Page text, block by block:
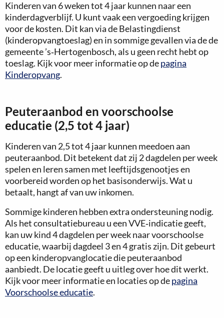
Kinderen van 6 weken tot 4 jaar kunnen naar een
kinderdagverblijf. U kunt vaak een vergoeding krijgen
voor de kosten. Dit kan via de Belastingdienst
(kinderopvangtoeslag) en in sommige gevallen via de de
gemeente ’s‑Hertogenbosch, als u geen recht hebt op
toeslag. Kijk voor meer informatie op depagina
Kinderopvang.
Peuteraanbod en voorschoolse
educatie (2,5 tot 4 jaar)
Kinderen van 2,5 tot 4 jaar kunnen meedoen aan
peuteraanbod. Dit betekent dat zij 2 dagdelen per week
spelen en leren samen met leeftijdsgenootjes en
voorbereid worden op het basisonderwijs. Wat u
betaalt, hangt af van uw inkomen.
Sommige kinderen hebben extra ondersteuning nodig.
Als het consultatiebureau u een VVE‑indicatie geeft,
kan uw kind 4 dagdelen per week naar voorschoolse
educatie, waarbij dagdeel 3 en 4 gratis zijn. Dit gebeurt
op een kinderopvanglocatie die peuteraanbod
aanbiedt. De locatie geeft u uitleg over hoe dit werkt.
Kijk voor meer informatie en locaties op depagina
Voorschoolse educatie.